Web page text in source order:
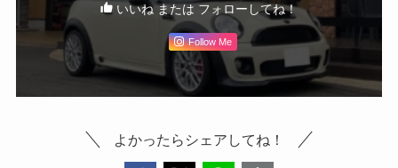
いいね または フォローしてね！
Follow Me
よかったらシェアしてね！